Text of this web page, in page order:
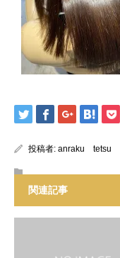
投稿者: anraku tetsu
関連記事